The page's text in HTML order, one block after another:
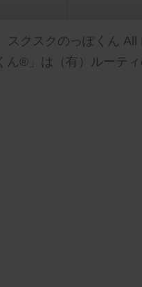
クスクのっぽくん All
ん®」は（有）ルーテ